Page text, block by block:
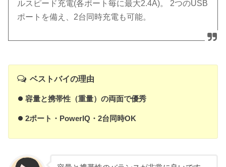
ルスピード充電(各ポート毎に最大2.4A)。 2つのUSB
ポートを備え、2台同時充電も可能。
ベストバイの理由
容量と携帯性（重量）の両面で優秀
2ポート・PowerIQ・2台同時OK